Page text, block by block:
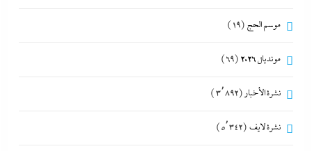
موسم الحج (19)
مونديال 2026 (69)
نشرة الأخبار (3٬892)
نشرة لايف (5٬342)